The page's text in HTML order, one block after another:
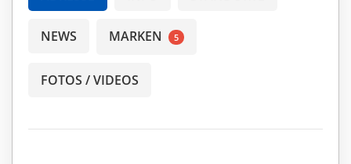
NEWS MARKEN 5
FOTOS / VIDEOS